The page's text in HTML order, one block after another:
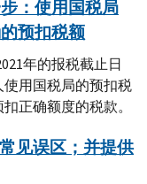
：使用国税局
预扣税额
年的报税截止日
用国税局的预扣税
正确额度的税款。
见误区；并提供